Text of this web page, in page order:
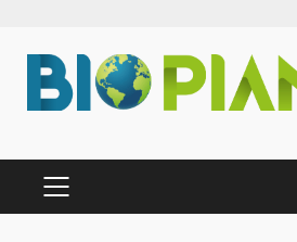
Inhalt
springen
PRIMÄRES
MENÜ